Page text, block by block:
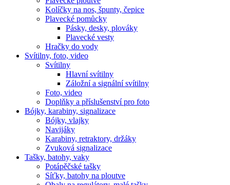
Kolíčky na nos, špunty, čepice
Plavecké pomůcky
Pásky, desky, plováky
Plavecké vesty
Hračky do vody
Svítilny, foto, video
Svítilny
Hlavní svítilny
Záložní a signální svítilny
Foto, video
Doplňky a příslušenství pro foto
Bójky, karabiny, signalizace
Bójky, vlajky
Navijáky
Karabiny, retraktory, držáky
Zvuková signalizace
Tašky, batohy, vaky
Potápěčské tašky
Síťky, batohy na ploutve